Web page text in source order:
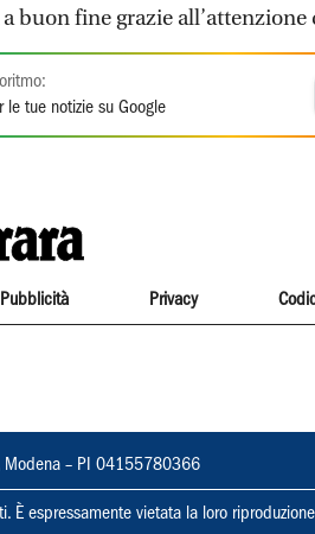
buon fine grazie
le tue notizie su Google
Pubblicità Privacy
Modena – PI 04155780366
È espressamente vietata la loro